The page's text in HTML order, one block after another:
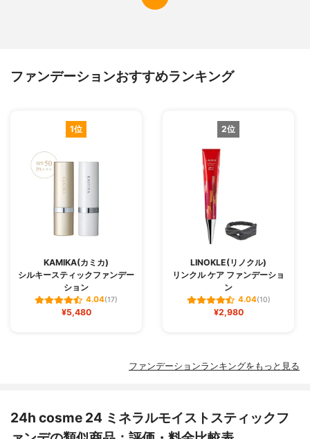
ファンデーションおすすめランキング
1位
KAMIKA(カミカ)
シルキースティックファンデー
ション
4.04(17)
¥5,480
2位
LINOKLE(リノクル)
リンクル ケア ファンデーショ
ン
4.04(10)
¥2,980
ファンデーションランキングをもっと見る
24h cosme 24 ミネラルモイストスティックフ